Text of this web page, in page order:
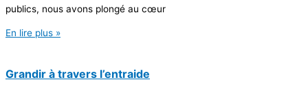
publics, nous avons plongé au cœur
En lire plus »
Grandir à travers l’entraide